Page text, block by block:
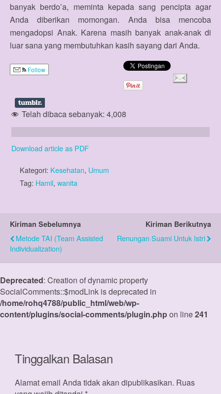
banyak berdo’a, meminta kepada sang pencipta agar
Anda diberikan momongan. Anda bisa mencoba
mengadopsi Anak. Karena masih banyak anak-anak di
luar sana yang membutuhkan kasih sayang dari Anda.
Follow
Telah dibaca sebanyak: 4,008
Download article as PDF
Kategori: Kesehatan, Umum
Tag: Hamil, wanita
Kiriman Sebelumnya
Metode TAI (Team Assisted
Individualization)
Kiriman Berikutnya
Renungan Suami Untuk Istri
Deprecated: Creation of dynamic property
SocialComments::$modLink is deprecated in
/home/rohq4788/public_html/web/wp-
content/plugins/social-comments/plugin.phpon line241
Tinggalkan Balasan
Alamat email Anda tidak akan dipublikasikan. Ruas